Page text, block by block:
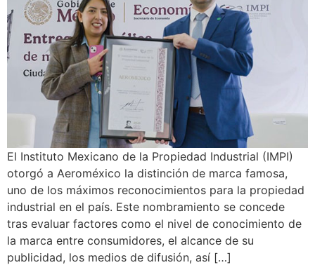
El Instituto Mexicano de la Propiedad Industrial (IMPI)
otorgó a Aeroméxico la distinción de marca famosa,
uno de los máximos reconocimientos para la propiedad
industrial en el país. Este nombramiento se concede
tras evaluar factores como el nivel de conocimiento de
la marca entre consumidores, el alcance de su
publicidad, los medios de difusión, así […]